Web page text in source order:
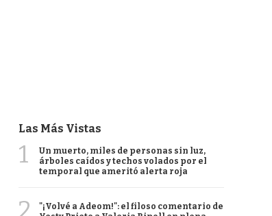
Las Más Vistas
1
Un muerto, miles de personas sin luz,
árboles caídos y techos volados por el
temporal que ameritó alerta roja
2
"¡Volvé a Adeom!": el filoso comentario de